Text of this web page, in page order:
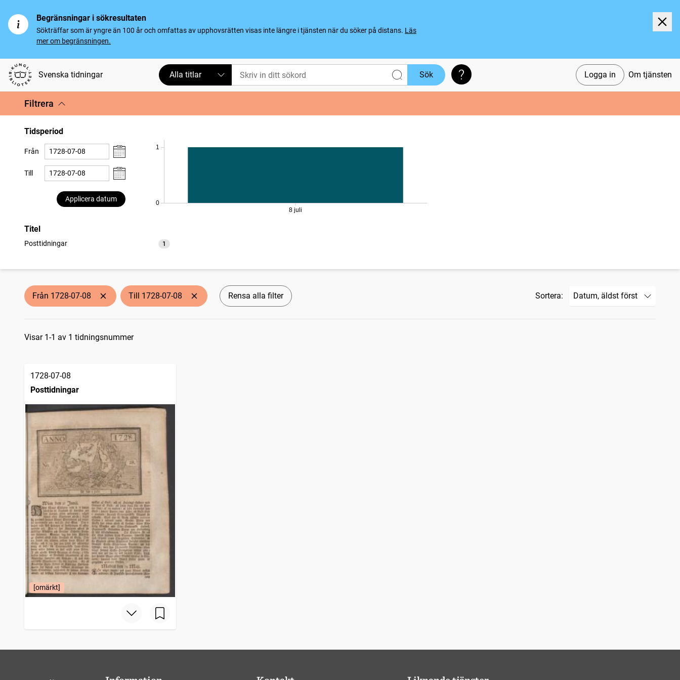
Begränsningar i sökresultaten
Sökträffar som är yngre än 100 år och omfattas av upphovsrätten visas inte längre i tjänsten när du söker på distans. Läs
mer om begränsningen.
Svenska tidningar Logga in Om tjänsten
Alla titlar Sök Söktips
Filtrera
Tidsperiod
Från
Till
Applicera datum
0
1
8 juli
Titel
Posttidningar 1
träffar
Från 1728-07-08 Till 1728-07-08 Rensa alla filter Sortera:
Sökresultat
Visar 1-1 av 1 tidningsnummer
1728-07-08
Posttidningar
[omärkt]